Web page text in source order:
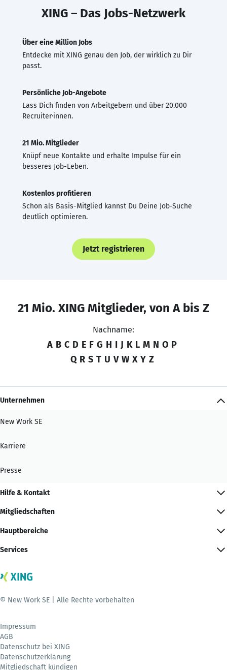
XING – Das Jobs-Netzwerk
Über eine Million Jobs
Entdecke mit XING genau den Job, der wirklich zu Dir
passt.
Persönliche Job-Angebote
Lass Dich finden von Arbeitgebern und über 20.000
Recruiter·innen.
21 Mio. Mitglieder
Knüpf neue Kontakte und erhalte Impulse für ein
besseres Job-Leben.
Kostenlos profitieren
Schon als Basis-Mitglied kannst Du Deine Job-Suche
deutlich optimieren.
Jetzt registrieren
21 Mio. XING Mitglieder, von A bis Z
Nachname:
A B C D E F G H I J K L M N O P
Q R S T U V W X Y Z
Unternehmen
New Work SE
Karriere
Presse
Hilfe & Kontakt
Mitgliedschaften
Hauptbereiche
Services
© New Work SE | Alle Rechte vorbehalten
Impressum
AGB
Datenschutz bei XING
Datenschutzerklärung
Mitgliedschaft kündigen